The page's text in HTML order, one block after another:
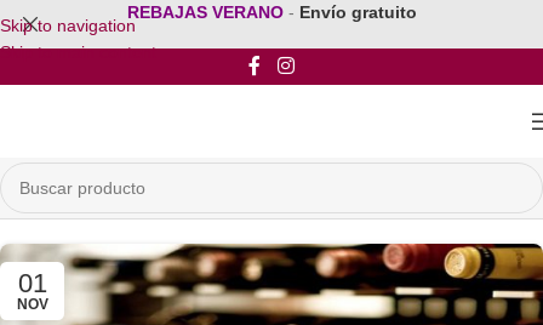
Skip to navigation
Skip to main content
REBAJAS VERANO - Envío gratuito
01
NOV